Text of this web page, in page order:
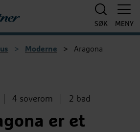
SØK MENY
> Moderne > Aragona
Antall soverom
4 soverom Antall bad
2 bad
er et